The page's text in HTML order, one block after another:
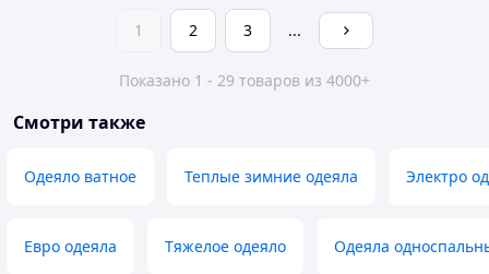
1 2 3 ...
Показано 1 - 29 товаров из 4000+
Смотри также
Одеяло ватное Теплые зимние одеяла Электро
Евро одеяла Тяжелое одеяло Одеяла